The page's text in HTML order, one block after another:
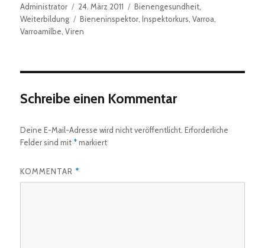
Autor
Administrator
Veröffentlicht
am
24. März 2011 Kategorien
Bienengesundheit
Weiterbildung
Schlagwörter
Bieneninspektor ,Inspektorkurs ,Varroa
Varroamilbe ,Viren
Schreibe einen Kommentar
Deine E-Mail-Adresse wird nicht veröffentlicht. Erforderliche
Felder sind mit *markiert
KOMMENTAR *